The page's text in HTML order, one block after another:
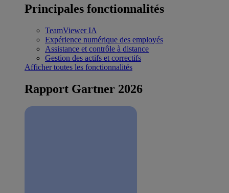
Principales fonctionnalités
TeamViewer IA
Expérience numérique des employés
Assistance et contrôle à distance
Gestion des actifs et correctifs
Afficher toutes les fonctionnalités
Rapport Gartner 2026